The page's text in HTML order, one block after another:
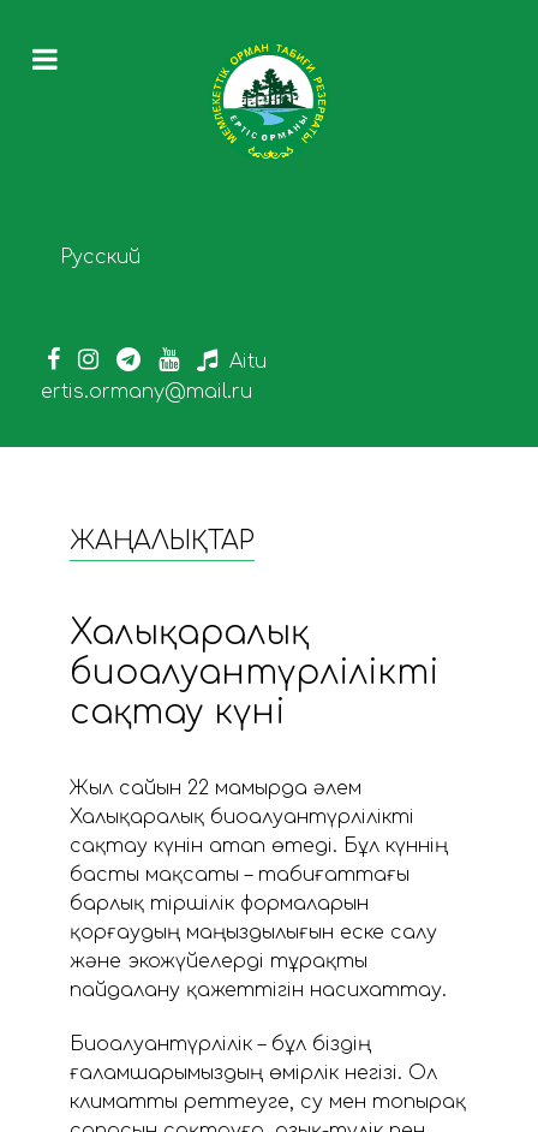
Select your language
Русский
Aitu
ertis.ormany@mail.ru
ЖАҢАЛЫҚТАР
Халықаралық
биоалуантүрлілікті
сақтау күні
Жыл сайын 22 мамырда әлем
Халықаралық биоалуантүрлілікті
сақтау күнін атап өтеді. Бұл күннің
басты мақсаты – табиғаттағы
барлық тіршілік формаларын
қорғаудың маңыздылығын еске салу
және экожүйелерді тұрақты
пайдалану қажеттігін насихаттау.
Биоалуантүрлілік – бұл біздің
ғаламшарымыздың өмірлік негізі. Ол
климатты реттеуге, су мен топырақ